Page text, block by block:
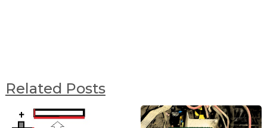
Related Posts